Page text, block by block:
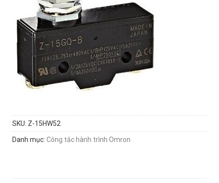
SKU: Z-15HW52
Danh mục: Công tắc hành trình Omron